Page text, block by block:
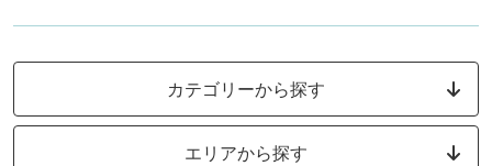
カテゴリーから探す
エリアから探す